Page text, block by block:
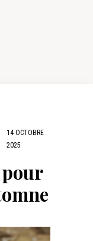
14 OCTOBRE
2025
pour